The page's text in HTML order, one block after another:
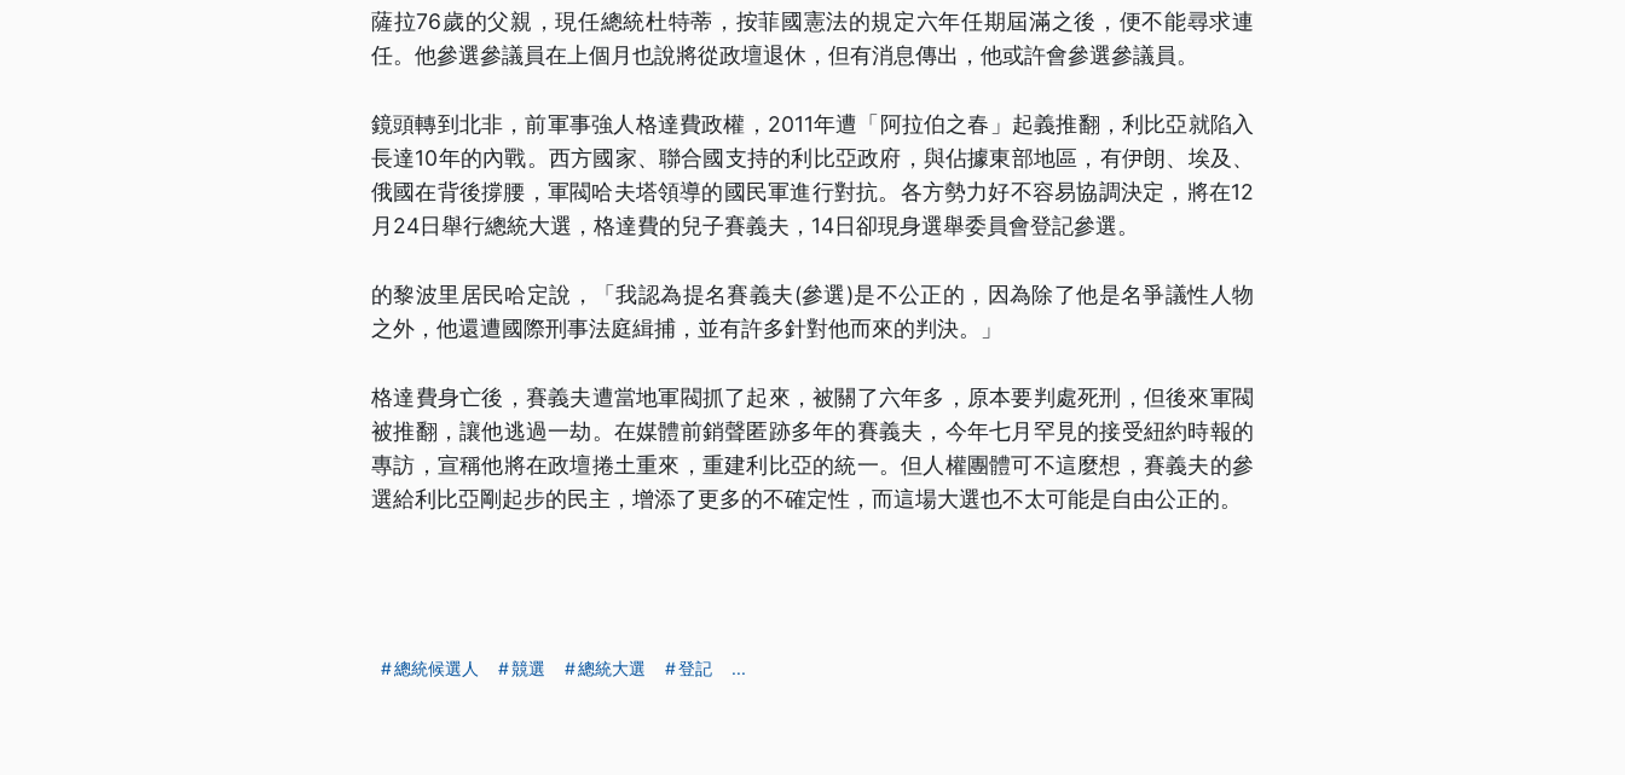
薩拉76歲的父親，現任總統杜特蒂，按菲國憲法的規定六年任期屆滿之後，便不能尋求連
任。他參選參議員在上個月也說將從政壇退休，但有消息傳出，他或許會參選參議員。
鏡頭轉到北非，前軍事強人格達費政權，2011年遭「阿拉伯之春」起義推翻，利比亞就陷入
長達10年的內戰。西方國家、聯合國支持的利比亞政府，與佔據東部地區，有伊朗、埃及、
俄國在背後撐腰，軍閥哈夫塔領導的國民軍進行對抗。各方勢力好不容易協調決定，將在12
月24日舉行總統大選，格達費的兒子賽義夫，14日卻現身選舉委員會登記參選。
的黎波里居民哈定說，「我認為提名賽義夫(參選)是不公正的，因為除了他是名爭議性人物
之外，他還遭國際刑事法庭緝捕，並有許多針對他而來的判決。」
格達費身亡後，賽義夫遭當地軍閥抓了起來，被關了六年多，原本要判處死刑，但後來軍閥
被推翻，讓他逃過一劫。在媒體前銷聲匿跡多年的賽義夫，今年七月罕見的接受紐約時報的
專訪，宣稱他將在政壇捲土重來，重建利比亞的統一。但人權團體可不這麼想，賽義夫的參
選給利比亞剛起步的民主，增添了更多的不確定性，而這場大選也不太可能是自由公正的。
總統候選人 競選 總統大選 登記 ...